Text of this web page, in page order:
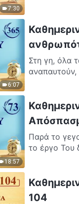
7:30
6:07
Στη γη, όλα
18:57
Παρά το
το έργο Του
104